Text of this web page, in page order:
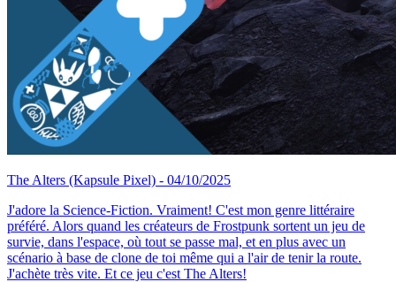
The Alters (Kapsule Pixel) - 04/10/2025
J'adore la Science-Fiction. Vraiment! C'est mon genre littéraire
préféré. Alors quand les créateurs de Frostpunk sortent un jeu de
survie, dans l'espace, où tout se passe mal, et en plus avec un
scénario à base de clone de toi même qui a l'air de tenir la route.
J'achète très vite. Et ce jeu c'est The Alters!